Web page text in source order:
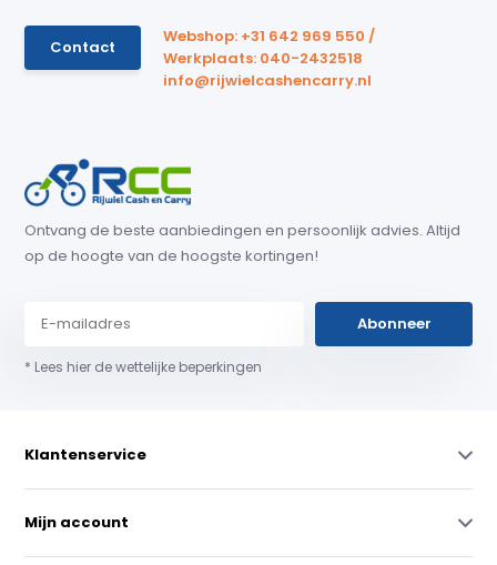
Contact
Webshop: +31 642 969 550 /
Werkplaats: 040-2432518
info@rijwielcashencarry.nl
Ontvang de beste aanbiedingen en persoonlijk advies. Altijd
op de hoogte van de hoogste kortingen!
Abonneer
* Lees hier de wettelijke beperkingen
Klantenservice
Mijn account